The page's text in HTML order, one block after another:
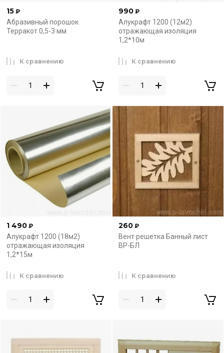
15 ₽
Абразивный порошок
Терракот 0,5-3 мм
К сравнению
990 ₽
Алукрафт 1200 (12м2)
отражающая изоляция
1,2*10м
К сравнению
1 490 ₽
Алукрафт 1200 (18м2)
отражающая изоляция
1,2*15м
К сравнению
260 ₽
Вент решетка Банный лист
ВР-БЛ
К сравнению